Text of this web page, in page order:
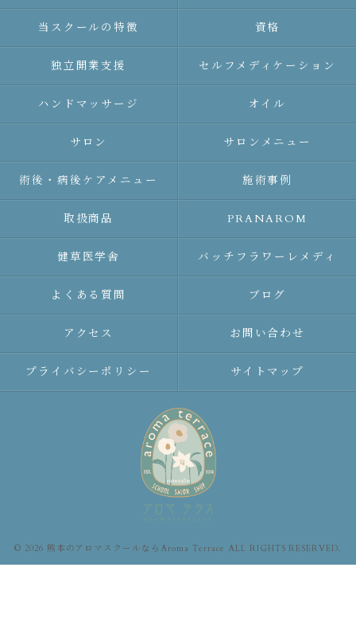
当スクールの特徴 資格
独立開業支援 セルフメディケーション
ハンドマッサージ オイル
サロン サロンメニュー
術後・病後ケアメニュー 施術事例
取扱商品 PRANAROM
健草医学舎 バッチフラワーレメディ
よくある質問 ブログ
アクセス お問い合わせ
プライバシーポリシー サイトマップ
© 2026 熊本のアロマスクールならAroma Terrace ALL RIGHTS RESERVED.